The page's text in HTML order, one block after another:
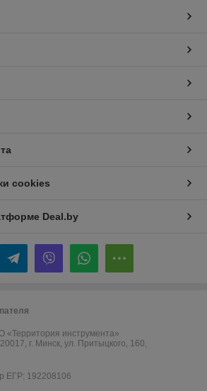
cookies
Deal.by
«Территория инструмента»
г. Минск, ул. Притыцкого, 160,
ЕГР: 192208106